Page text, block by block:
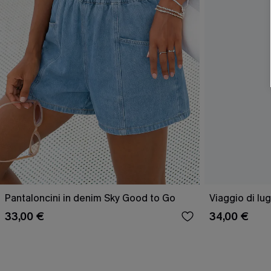
Pantaloncini in denim Sky Good to Go
33,00 €
Viaggio di
34,00 €